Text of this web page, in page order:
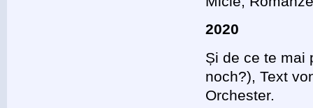
2020
Și de ce te mai
noch?), Text
Orchester.